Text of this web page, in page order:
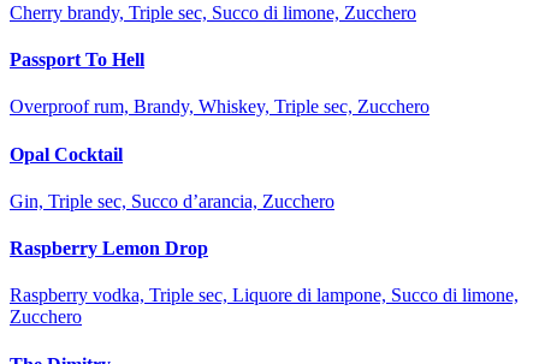
Cherry brandy, Triple sec, Succo di limone, Zucchero
Passport To Hell
Overproof rum, Brandy, Whiskey, Triple sec, Zucchero
Opal Cocktail
Gin, Triple sec, Succo d’arancia, Zucchero
Raspberry Lemon Drop
Raspberry vodka, Triple sec, Liquore di lampone, Succo di limone,
Zucchero